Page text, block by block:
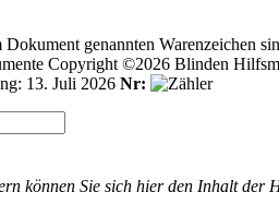
Dokument genannten Warenzeichen
Copyright ©2026 Blinden
13. Juli 2026 Nr:
können Sie sich hier den Inhalt der